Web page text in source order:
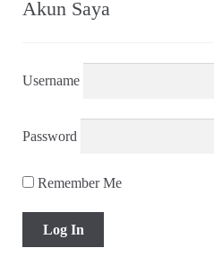
Akun Saya
Username
Password
Remember Me